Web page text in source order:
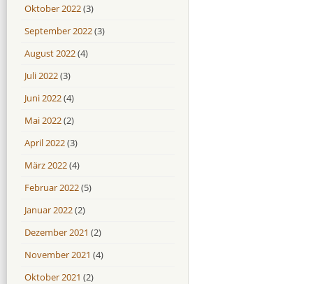
Oktober 2022(3)
September 2022(3)
August 2022(4)
Juli 2022(3)
Juni 2022(4)
Mai 2022(2)
April 2022(3)
März 2022(4)
Februar 2022(5)
Januar 2022(2)
Dezember 2021 (2)
November 2021 (4)
Oktober 2021 (2)